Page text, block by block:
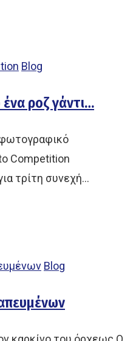
Blog
ροζ γάντι…
Competition
τρίτη συνεχή…
Blog